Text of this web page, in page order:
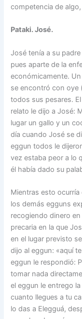
competencia de
Pataki. José.
José tenía a su
pues aparte de la
económicamente.
se encontró con oye
todos sus pesares.
relato le dijo a José:
lugar un gallo y un
día cuando José se
eggun todos le
vez estaba peor a lo
él había dado su
Mientras esto
los demás egguns
recogiendo dinero
precaria en la que
en el lugar previsto
dijo al eggun: «aquí
eggun le respondió:
tomar nada
el eggun le entrego
cuanto llegues a tu
lo das a Elegguá,